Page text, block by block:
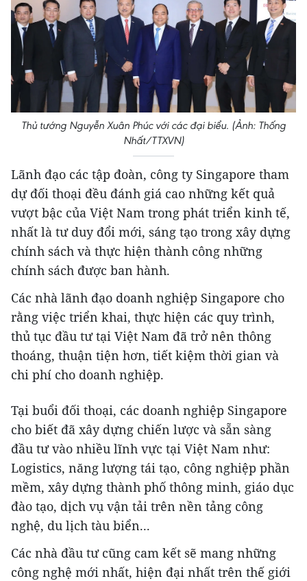
Thủ tướng Nguyễn Xuân Phúc với các đại biểu. (Ảnh: Thống
Nhất/TTXVN)
Lãnh đạo các tập đoàn, công ty Singapore tham
dự đối thoại đều đánh giá cao những kết quả
vượt bậc của Việt Nam trong phát triển kinh tế,
nhất là tư duy đổi mới, sáng tạo trong xây dựng
chính sách và thực hiện thành công những
chính sách được ban hành.
Các nhà lãnh đạo doanh nghiệp Singapore cho
rằng việc triển khai, thực hiện các quy trình,
thủ tục đầu tư tại Việt Nam đã trở nên thông
thoáng, thuận tiện hơn, tiết kiệm thời gian và
chi phí cho doanh nghiệp.
Tại buổi đối thoại, các doanh nghiệp Singapore
cho biết đã xây dựng chiến lược và sẵn sàng
đầu tư vào nhiều lĩnh vực tại Việt Nam như:
Logistics, năng lượng tái tạo, công nghiệp phần
mềm, xây dựng thành phố thông minh, giáo dục
đào tạo, dịch vụ vận tải trên nền tảng công
nghệ, du lịch tàu biển...
Các nhà đầu tư cũng cam kết sẽ mang những
công nghệ mới nhất, hiện đại nhất trên thế giới